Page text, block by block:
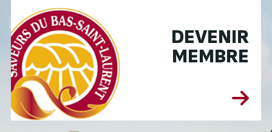
DEVENIR
MEMBRE